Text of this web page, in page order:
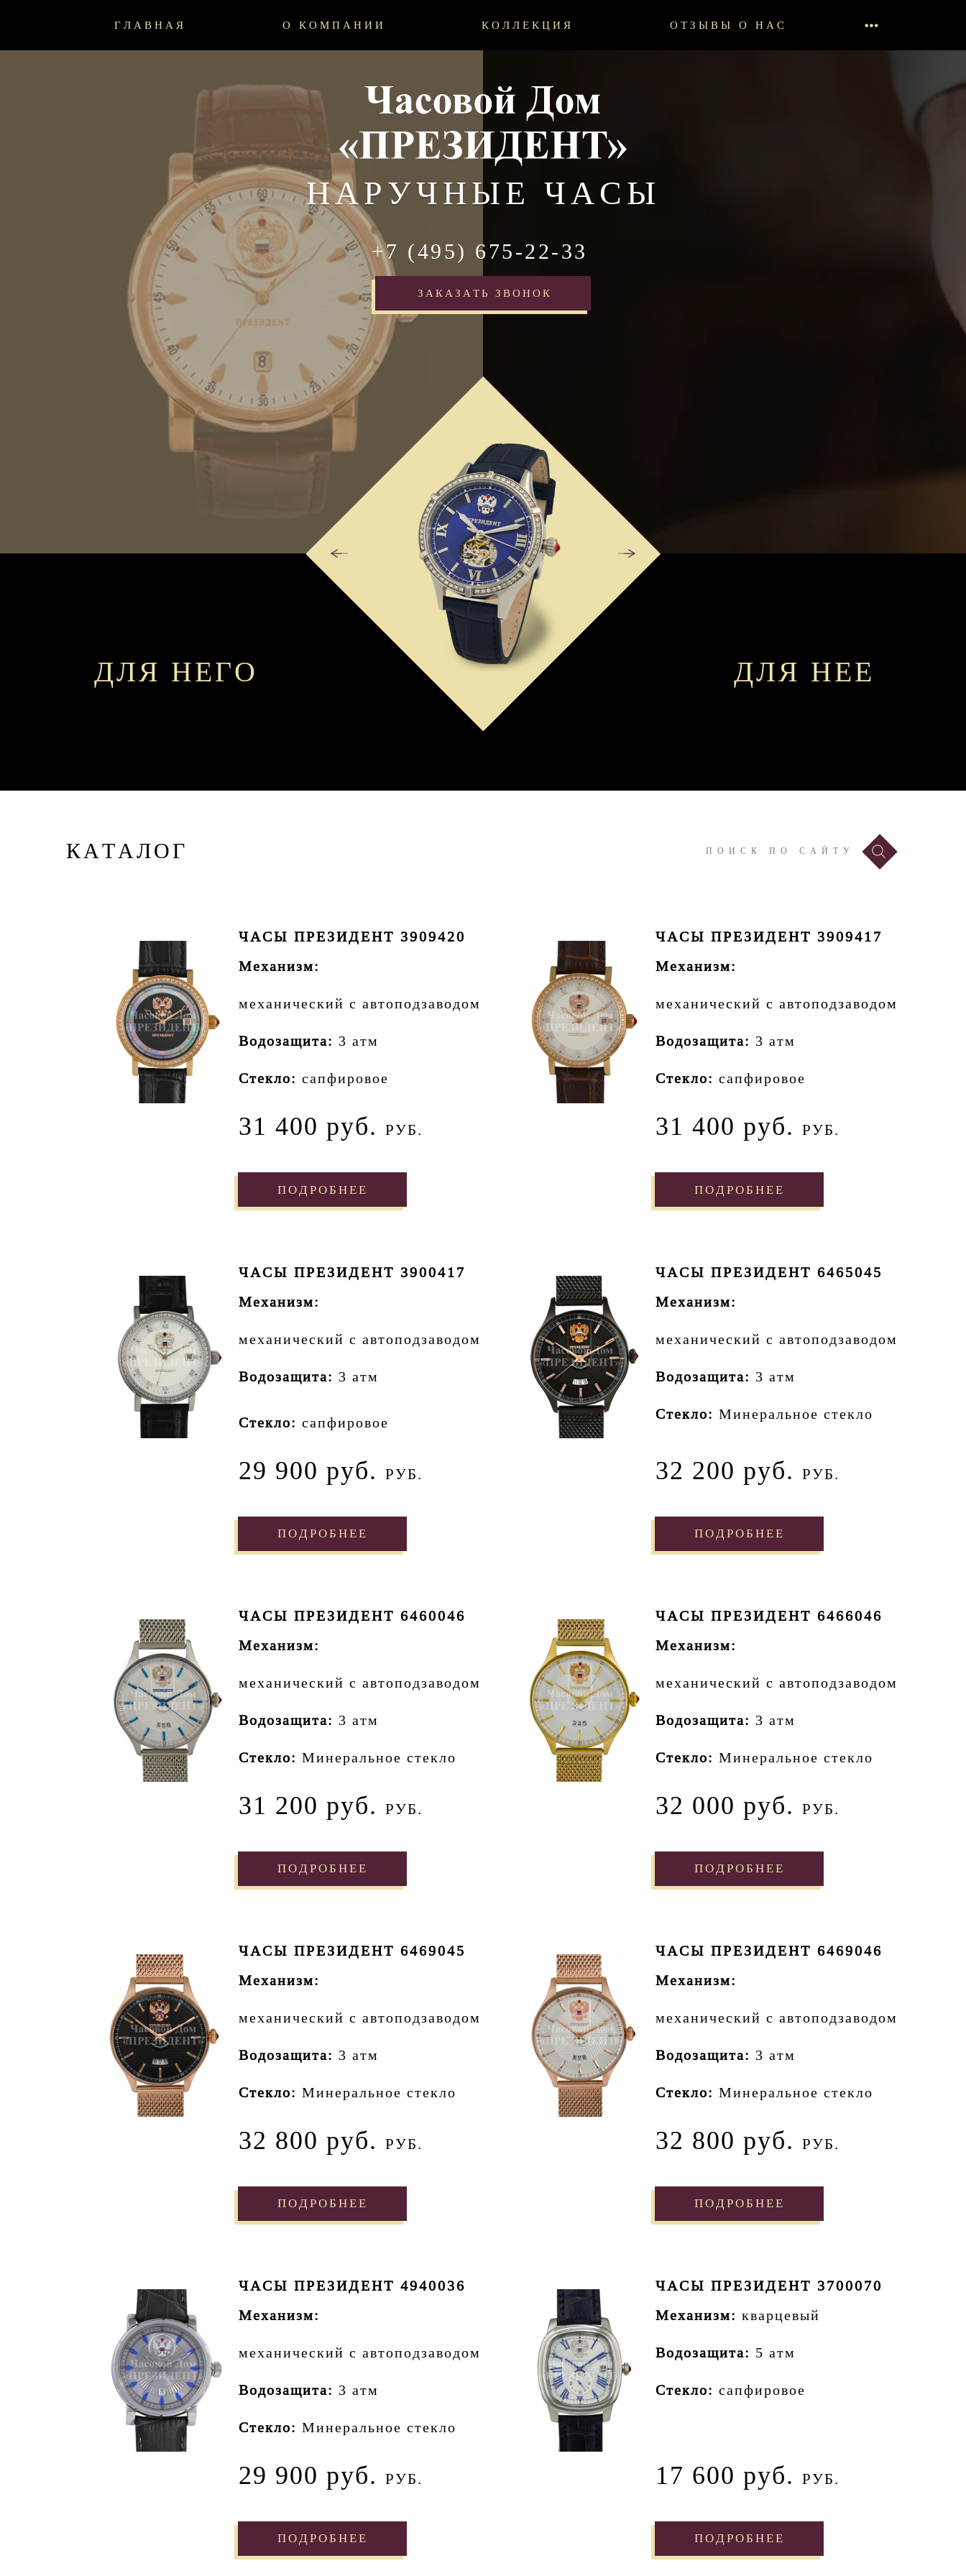
ГЛАВНАЯ О КОМПАНИИ КОЛЛЕКЦИЯ ОТЗЫВЫ О НАС
НАРУЧНЫЕ ЧАСЫ
+7 (495) 675-22-33
ЗАКАЗАТЬ ЗВОНОК
ДЛЯ НЕГО ДЛЯ НЕЕ
КАТАЛОГ
ЧАСЫ ПРЕЗИДЕНТ 3909420
Механизм:
механический с автоподзаводом
Водозащита: 3 атм
Стекло: сапфировое
31 400 руб. РУБ.
ПОДРОБНЕЕ
ЧАСЫ ПРЕЗИДЕНТ 3909417
Механизм:
механический с автоподзаводом
Водозащита: 3 атм
Стекло: сапфировое
31 400 руб. РУБ.
ПОДРОБНЕЕ
ЧАСЫ ПРЕЗИДЕНТ 3900417
Механизм:
механический с автоподзаводом
Водозащита: 3 атм
Стекло: сапфировое
29 900 руб. РУБ.
ПОДРОБНЕЕ
ЧАСЫ ПРЕЗИДЕНТ 6465045
Механизм:
механический с автоподзаводом
Водозащита: 3 атм
Стекло: Минеральное стекло
32 200 руб. РУБ.
ПОДРОБНЕЕ
ЧАСЫ ПРЕЗИДЕНТ 6460046
Механизм:
механический с автоподзаводом
Водозащита: 3 атм
Стекло: Минеральное стекло
31 200 руб. РУБ.
ПОДРОБНЕЕ
ЧАСЫ ПРЕЗИДЕНТ 6466046
Механизм:
механический с автоподзаводом
Водозащита: 3 атм
Стекло: Минеральное стекло
32 000 руб. РУБ.
ПОДРОБНЕЕ
ЧАСЫ ПРЕЗИДЕНТ 6469045
Механизм:
механический с автоподзаводом
Водозащита: 3 атм
Стекло: Минеральное стекло
32 800 руб. РУБ.
ПОДРОБНЕЕ
ЧАСЫ ПРЕЗИДЕНТ 6469046
Механизм:
механический с автоподзаводом
Водозащита: 3 атм
Стекло: Минеральное стекло
32 800 руб. РУБ.
ПОДРОБНЕЕ
ЧАСЫ ПРЕЗИДЕНТ 4940036
Механизм:
механический с автоподзаводом
Водозащита: 3 атм
Стекло: Минеральное стекло
29 900 руб. РУБ.
ПОДРОБНЕЕ
ЧАСЫ ПРЕЗИДЕНТ 3700070
Механизм: кварцевый
Водозащита: 5 атм
Стекло: сапфировое
17 600 руб. РУБ.
ПОДРОБНЕЕ